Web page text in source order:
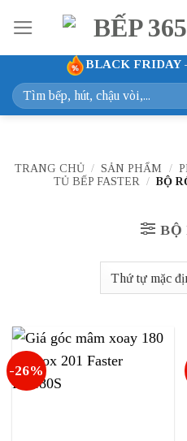
qua
nội
dung
BLACK FRIDAY
Tìm
kiếm:
TRANG CHỦ / SẢN PHẨM /
TỦ BẾP FASTER
/ BỘ
BỘ
-26%